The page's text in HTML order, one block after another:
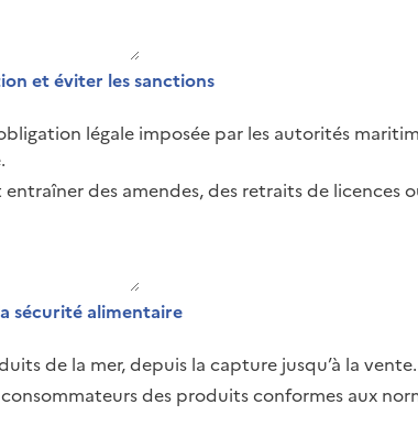
et éviter les sanctions
légale imposée par les autorités
des amendes, des retraits de licences
sécurité alimentaire
de la mer, depuis la capture jusqu’à la vente.
des produits conformes aux